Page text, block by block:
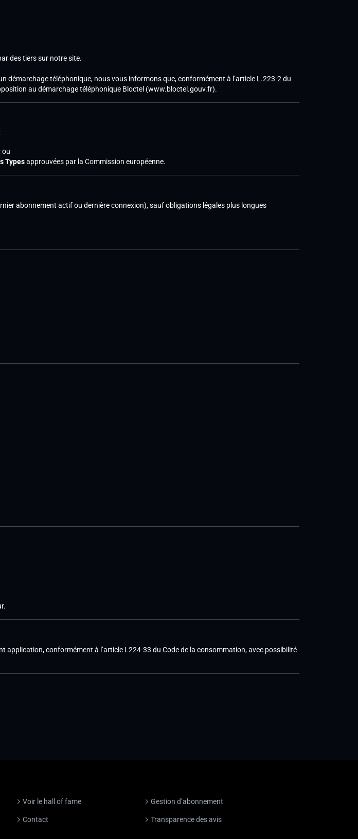
des tiers sur notre site.
démarchage téléphonique, nous vous informons que, conformément à l’article L.223-2 du
au démarchage téléphonique Bloctel (www.bloctel.gouv.fr).
ou
Typesapprouvées par la Commission européenne.
abonnement actif ou dernière connexion), sauf obligations légales plus longues
conformément à l’article L224-33 du Code de la consommation, avec possibilité
Voir le hall of fame
Contact
Gestion d’abonnement
Transparence des avis